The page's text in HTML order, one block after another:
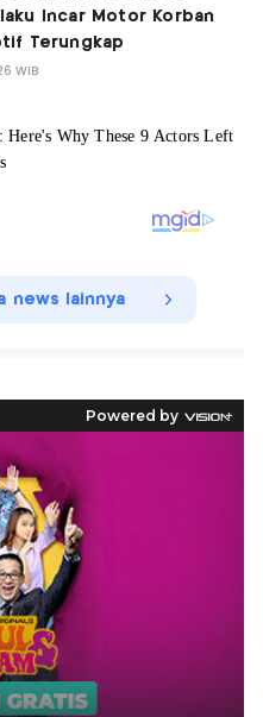
Incar Motor Korban
Terungkap
WIB
news lainnya